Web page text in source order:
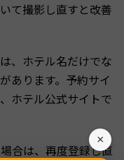
×
て撮影し直すと改善
、ホテル名だけでな
あります。予約サイ
ホテル公式サイトで
合は、再度登録し直